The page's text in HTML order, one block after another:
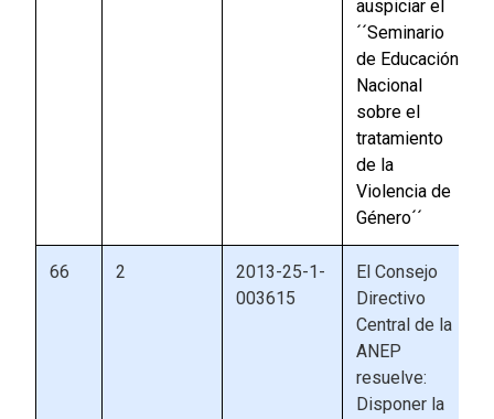
auspiciar el
´´Seminario
de Educación
Nacional
sobre el
tratamiento
de la
Violencia de
Género´´
66 2
2013-25-1-
003615
El Consejo
Directivo
Central de la
ANEP
resuelve:
Disponer la